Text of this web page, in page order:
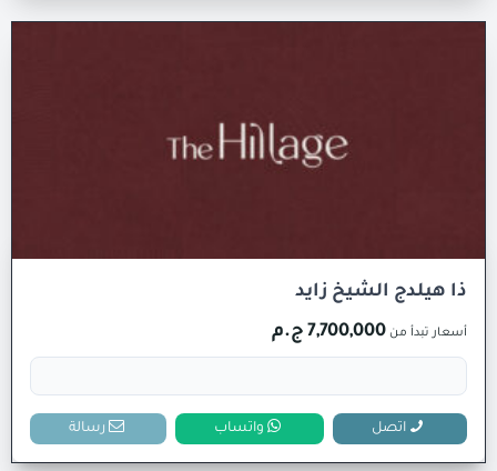
ذا هيلدج الشيخ زايد
أسعار تبدأ من 7,700,000 ج.م
اتصل واتساب رسالة